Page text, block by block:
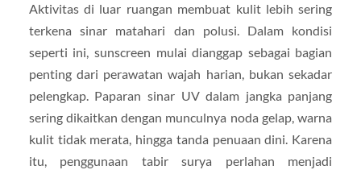
Aktivitas di luar ruangan membuat kulit lebih sering
terkena sinar matahari dan polusi. Dalam kondisi
seperti ini, sunscreen mulai dianggap sebagai bagian
penting dari perawatan wajah harian, bukan sekadar
pelengkap. Paparan sinar UV dalam jangka panjang
sering dikaitkan dengan munculnya noda gelap, warna
kulit tidak merata, hingga tanda penuaan dini. Karena
itu, penggunaan tabir surya perlahan menjadi